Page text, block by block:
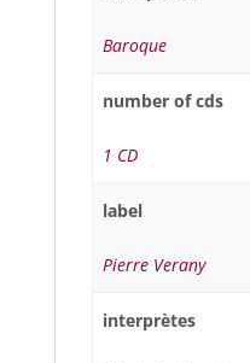
Baroque
number of cds
1 CD
label
Pierre Verany
interprètes